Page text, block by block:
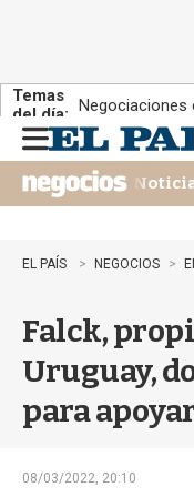
Temas
del día: Negociaciones
n
u
EL PAÍS NEGOCIOS
Falck,
Uruguay,
para
08/03/2022, 20:10